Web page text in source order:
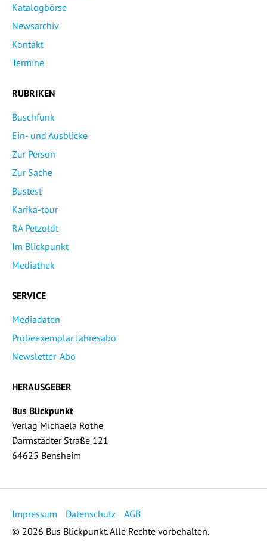
Katalogbörse
Newsarchiv
Kontakt
Termine
RUBRIKEN
Buschfunk
Ein- und Ausblicke
Zur Person
Zur Sache
Bustest
Karika-tour
RA Petzoldt
Im Blickpunkt
Mediathek
SERVICE
Mediadaten
Probeexemplar Jahresabo
Newsletter-Abo
HERAUSGEBER
Bus Blickpunkt
Verlag Michaela Rothe
Darmstädter Straße 121
64625 Bensheim
Impressum Datenschutz
AGB
© 2026 Bus Blickpunkt. Alle Rechte vorbehalten.